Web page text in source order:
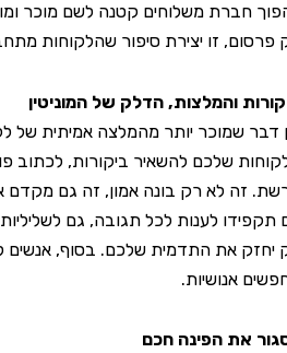
חברת משלוחים קטנה לשם מוכר
זו יצירת סיפור שהלקוחות
והמלצות, הדלק של המוניטין
שמוכר יותר מהמלצה אמיתית של
שלכם להשאיר ביקורות, לכתוב
זה לא רק בונה אמון, זה גם מקדם
לענות לכל תגובה, גם
את התדמית שלכם. בסוף, אנשים
אנושיות.
את הפינה חכם